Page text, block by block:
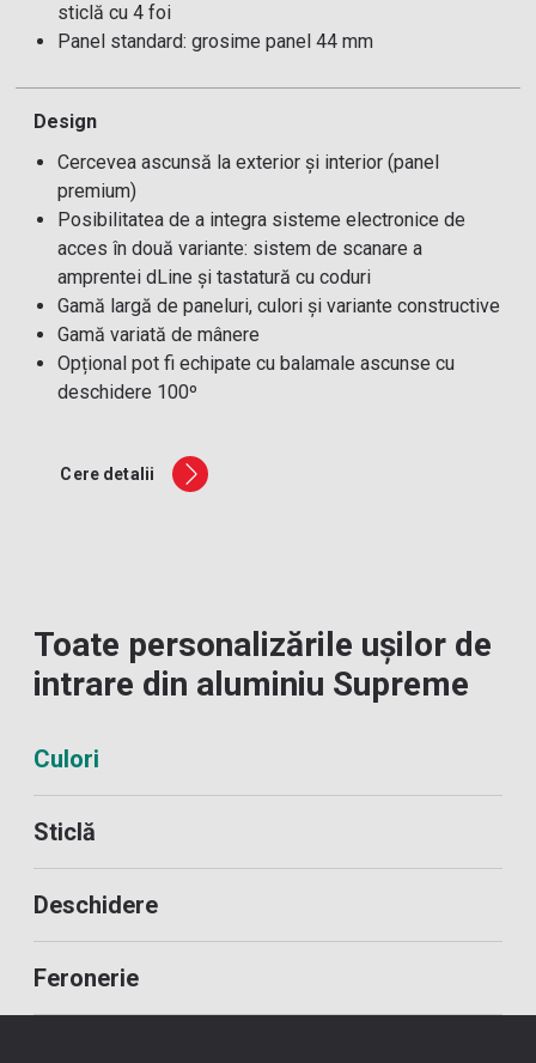
sticlă cu 4 foi
Panel standard: grosime panel 44 mm
Design
Cercevea ascunsă la exterior și interior (panel
premium)
Posibilitatea de a integra sisteme electronice de
acces în două variante: sistem de scanare a
amprentei dLine și tastatură cu coduri
Gamă largă de paneluri, culori și variante constructive
Gamă variată de mânere
Opțional pot fi echipate cu balamale ascunse cu
deschidere 100º
Cere detalii
Toate personalizările ușilor de
intrare din aluminiu Supreme
Culori
Sticlă
Deschidere
Feronerie